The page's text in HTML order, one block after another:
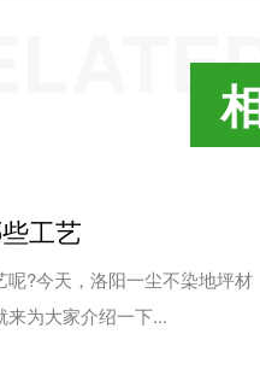
工艺
?今天，洛阳一尘不染地坪材
为大家介绍一下...